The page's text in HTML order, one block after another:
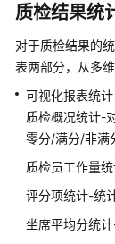
质检结果统
对于质检结果的
表两部分，从多
可视化报表统计
质检概况统计-
零分/满分/非满
质检员工作量
评分项统计-统
坐席平均分统